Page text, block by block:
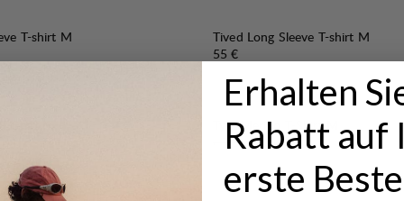
T-shirt M
Tived Long Sleeve T-shirt M
Preis:
55 €
VERKAUF :
Tyre Merino T-Shirt M
Originalpreis:
65 € Verkaufspreis:
45,5 €
Erhalten
Rabatt auf
erste